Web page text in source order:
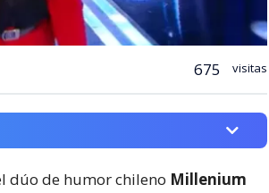
675 visitas
dúo de humor chileno Millenium